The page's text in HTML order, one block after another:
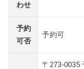
わせ
予約
可否
予約可
〒273-0035